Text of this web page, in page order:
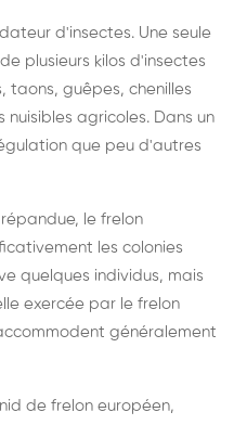
d'insectes. Une seule
plusieurs kilos d'insectes
taons, guêpes, chenilles
agricoles. Dans un
que peu d'autres
le frelon
les colonies
quelques individus, mais
exercée par le frelon
généralement
de frelon européen,